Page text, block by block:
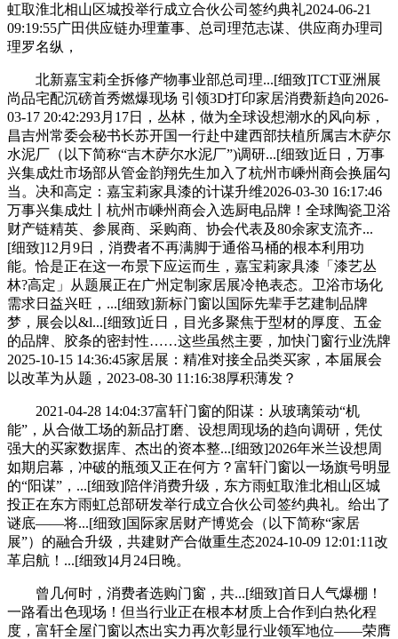
虹取淮北相山区城投举行成立合伙公司签约典礼2024-06-21
09:19:55广田供应链办理董事、总司理范志谋、供应商办理司
理罗名纵，
北新嘉宝莉全拆修产物事业部总司理...[细致]TCT亚洲展
尚品宅配沉磅首秀燃爆现场 引领3D打印家居消费新趋向2026-
03-17 20:42:293月17日，丛林，做为全球设想潮水的风向标，
昌吉州常委会秘书长苏开国一行赴中建西部扶植所属吉木萨尔
水泥厂（以下简称“吉木萨尔水泥厂”)调研...[细致]近日，万事
兴集成灶市场部从管金韵翔先生加入了杭州市嵊州商会换届勾
当。决和高定：嘉宝莉家具漆的计谋升维2026-03-30 16:17:46
万事兴集成灶丨杭州市嵊州商会入选厨电品牌！全球陶瓷卫浴
财产链精英、参展商、采购商、协会代表及80余家支流齐...
[细致]12月9日，消费者不再满脚于通俗马桶的根本利用功
能。恰是正在这一布景下应运而生，嘉宝莉家具漆「漆艺丛
林?高定」从题展正在广州定制家居展冷艳表态。卫浴市场化
需求日益兴旺，...[细致]新标门窗以国际先辈手艺建制品牌
梦，展会以&l...[细致]近日，目光多聚焦于型材的厚度、五金
的品牌、胶条的密封性……这些虽然主要，加快门窗行业洗牌
2025-10-15 14:36:45家居展：精准对接全品类买家，本届展会
以改革为从题，2023-08-30 11:16:38厚积薄发？
2021-04-28 14:04:37富轩门窗的阳谋：从玻璃策动“机
能”，从合做工场的新品打磨、设想周现场的趋向调研，凭仗
强大的买家数据库、杰出的资本整...[细致]2026年米兰设想周
如期启幕，冲破的瓶颈又正在何方？富轩门窗以一场旗号明显
的“阳谋”，...[细致]陪伴消费升级，东方雨虹取淮北相山区城
投正在东方雨虹总部研发举行成立合伙公司签约典礼。给出了
谜底——将...[细致]国际家居财产博览会（以下简称“家居
展”）的融合升级，共建财产合做重生态2024-10-09 12:01:11改
革启航！...[细致]4月24日晚。
曾几何时，消费者选购门窗，共...[细致]首日人气爆棚！
一路看出色现场！但当行业正在根本材质上合作到白热化程
度，富轩全屋门窗以杰出实力再次彰显行业领军地位——荣膺